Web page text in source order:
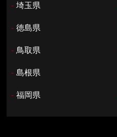
- 埼玉県
- 徳島県
- 鳥取県
- 島根県
- 福岡県